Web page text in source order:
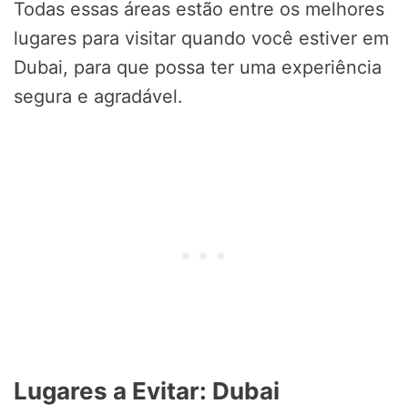
Todas essas áreas estão entre os melhores
lugares para visitar quando você estiver em
Dubai, para que possa ter uma experiência
segura e agradável.
Lugares a Evitar: Dubai